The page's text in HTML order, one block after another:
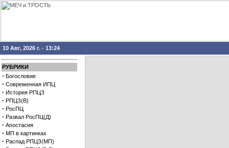
10 Авг, 2026 г. - 13:24
РУБРИКИ
· Богословие
· Современная ИПЦ
· История РПЦЗ
· РПЦЗ(В)
· РосПЦ
· Развал РосПЦ(Д)
· Апостасия
· МП в картинках
· Распад РПЦЗ(МП)